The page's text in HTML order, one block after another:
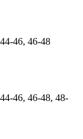
46, 46-48
46, 46-48, 48-